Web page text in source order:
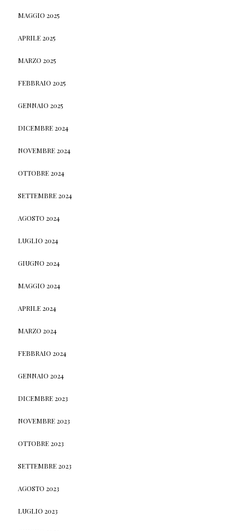
MAGGIO 2025
APRILE 2025
MARZO 2025
FEBBRAIO 2025
GENNAIO 2025
DICEMBRE 2024
NOVEMBRE 2024
OTTOBRE 2024
SETTEMBRE 2024
AGOSTO 2024
LUGLIO 2024
GIUGNO 2024
MAGGIO 2024
APRILE 2024
MARZO 2024
FEBBRAIO 2024
GENNAIO 2024
DICEMBRE 2023
NOVEMBRE 2023
OTTOBRE 2023
SETTEMBRE 2023
AGOSTO 2023
LUGLIO 2023